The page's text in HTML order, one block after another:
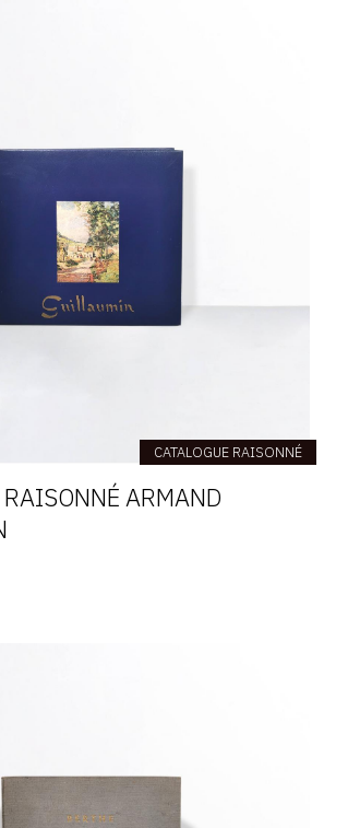
CATALOGUE RAISONNÉ
ARMAND